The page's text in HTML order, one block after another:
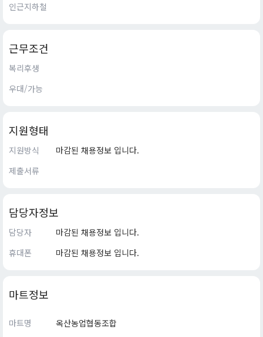
인근지하철
근무조건
복리후생
우대/가능
지원형태
지원방식
마감된 채용정보 입니다.
제출서류
담당자정보
담당자
마감된 채용정보 입니다.
휴대폰
마감된 채용정보 입니다.
마트정보
마트명
옥산농업협동조합